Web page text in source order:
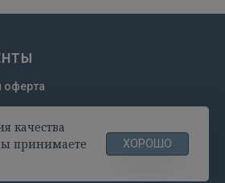
качества
принимаете
ХОРОШО
оферта